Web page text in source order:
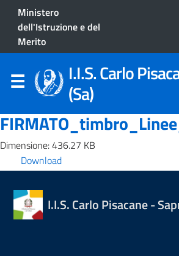
Ministero
dell'Istruzione e del
Merito
I.I.S. Carlo
(Sa)
Dimensione: 436.27 KB
Download
I.I.S. Carlo Pisacane -